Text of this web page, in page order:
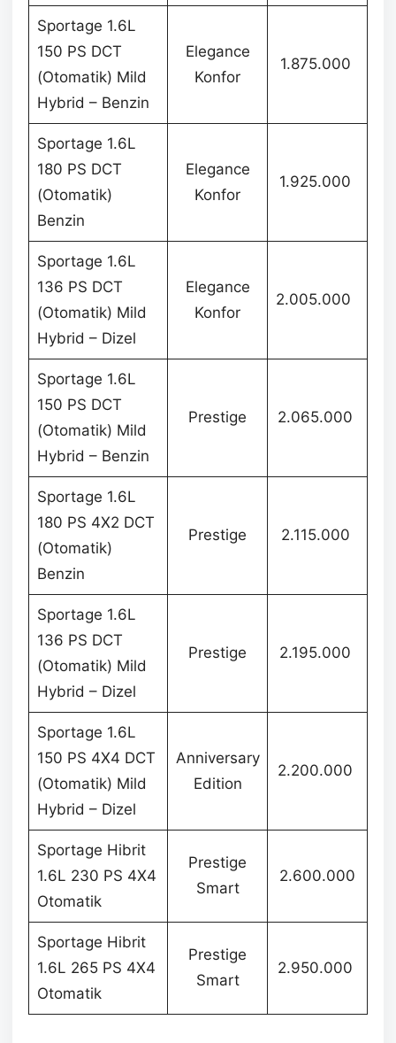
Sportage 1.6L
150 PS DCT
(Otomatik) Mild
Hybrid – Benzin
Elegance
Konfor
1.875.000
Sportage 1.6L
180 PS DCT
(Otomatik)
Benzin
Elegance
Konfor
1.925.000
Sportage 1.6L
136 PS DCT
(Otomatik) Mild
Hybrid – Dizel
Elegance
Konfor
2.005.000
Sportage 1.6L
150 PS DCT
(Otomatik) Mild
Hybrid – Benzin
Prestige 2.065.000
Sportage 1.6L
180 PS 4X2 DCT
(Otomatik)
Benzin
Prestige 2.115.000
Sportage 1.6L
136 PS DCT
(Otomatik) Mild
Hybrid – Dizel
Prestige 2.195.000
Sportage 1.6L
150 PS 4X4 DCT
(Otomatik) Mild
Hybrid – Dizel
Anniversary
Edition
2.200.000
Sportage Hibrit
1.6L 230 PS 4X4
Otomatik
Prestige
Smart
2.600.000
Sportage Hibrit
1.6L 265 PS 4X4
Otomatik
Prestige
Smart
2.950.000